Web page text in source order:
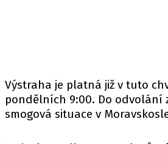
Výstraha je platná již v tuto
pondělních 9:00. Do odvolání
smogová situace v